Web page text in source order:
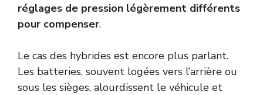
réglages de pression légèrement différents
pour compenser.
Le cas des hybrides est encore plus parlant.
Les batteries, souvent logées vers l’arrière ou
sous les sièges, alourdissent le véhicule et